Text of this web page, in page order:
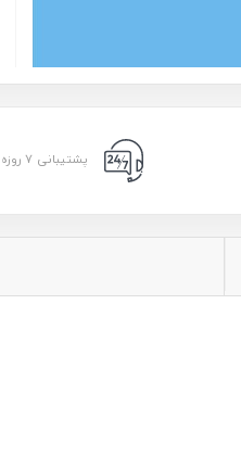
پشتیبانی ۷ روزه ۲۴ ساعته